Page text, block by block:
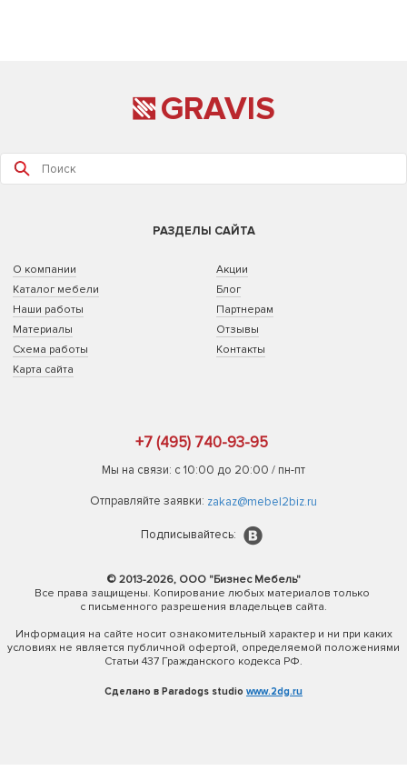
GRAVIS
РАЗДЕЛЫ САЙТА
О компании
Каталог мебели
Наши работы
Материалы
Схема работы
Карта сайта
Акции
Блог
Партнерам
Отзывы
Контакты
+7 (495) 740-93-95
Мы на связи: с 10:00 до 20:00 / пн-пт
Отправляйте заявки: zakaz@mebel2biz.ru
Подписывайтесь:
© 2013-2026, ООО "Бизнес Мебель"
Все права защищены. Копирование любых материалов только
с письменного разрешения владельцев сайта.
Информация на сайте носит ознакомительный характер и ни при каких
условиях не является публичной офертой, определяемой положениями
Статьи 437 Гражданского кодекса РФ.
Сделано в Paradogs studio www.2dg.ru